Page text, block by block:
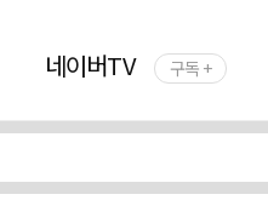
네이버TV 구독 +